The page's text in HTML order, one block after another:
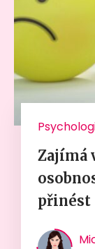
Zajímá
přinést